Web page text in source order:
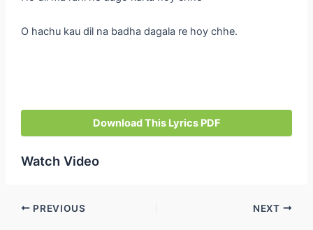
O hachu kau dil na badha dagala re hoy chhe.
Download This Lyrics PDF
Watch Video
Post
PREVIOUS NEXT